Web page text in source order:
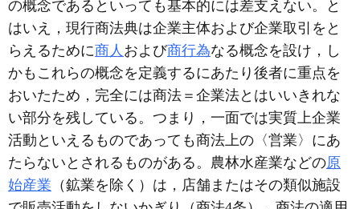
の概念であるといっても基本的には差支えない。と
はいえ，現行商法典は企業主体および企業取引をと
らえるために商人 および商行為なる概念を設け，し
かもこれらの概念を定義するにあたり後者に重点を
おいたため，完全には商法＝企業法とはいいきれな
い部分を残している。つまり，一面では実質上企業
活動といえるものであっても商法上の〈営業〉にあ
たらないとされるものがある。農林水産業などの原
始産業 （鉱業を除く）は，店舗またはその類似施設